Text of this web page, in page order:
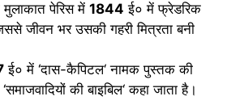
मुलाकात पेरिस में 1844 ई० में फ्रेडरिक
जीवन भर उसकी गहरी मित्रता बनी
ई० में ‘दास-कैपिटल‘ नामक पुस्तक की
की बाइबिल‘ कहा जाता है।